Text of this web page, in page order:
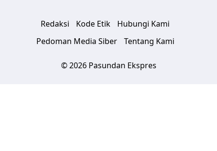
Redaksi Kode Etik
Hubungi Kami
Pedoman Media Siber
Tentang Kami
© 2026 Pasundan Ekspres